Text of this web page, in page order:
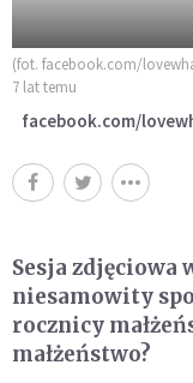
(fot. facebook.com/
7 lat temu
facebook.com/
Sesja zdjęciowa
niesamowity
rocznicy
małżeństwo?